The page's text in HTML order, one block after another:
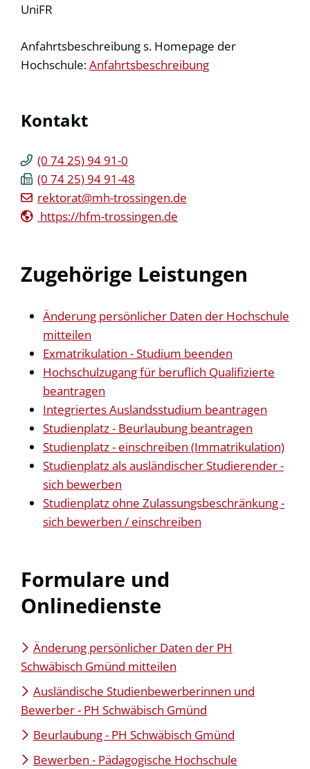
UniFR
Anfahrtsbeschreibung s. Homepage der
Hochschule:Anfahrtsbeschreibung
Kontakt
(0 7425) 9491-0
(0 7425) 9491-48
rektorat@mh-trossingen.de
https://hfm-trossingen.de
Zugehörige Leistungen
Änderung persönlicher Daten der Hochschule
mitteilen
Exmatrikulation - Studium beenden
Hochschulzugang für beruflich Qualifizierte
beantragen
Integriertes Auslandsstudium beantragen
Studienplatz - Beurlaubung beantragen
Studienplatz - einschreiben (Immatrikulation)
Studienplatz als ausländischer Studierender -
sich bewerben
Studienplatz ohne Zulassungsbeschränkung -
sich bewerben / einschreiben
Formulare und
Onlinedienste
Änderung persönlicher Daten der PH
Schwäbisch Gmünd mitteilen
Ausländische Studienbewerberinnen und
Bewerber - PH Schwäbisch Gmünd
Beurlaubung - PH Schwäbisch Gmünd
Bewerben - Pädagogische Hochschule